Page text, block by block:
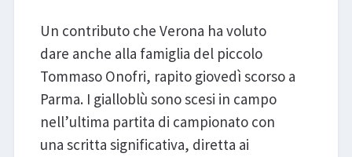
Un contributo che Verona ha voluto
dare anche alla famiglia del piccolo
Tommaso Onofri, rapito giovedì scorso a
Parma. I gialloblù sono scesi in campo
nell’ultima partita di campionato con
una scritta significativa, diretta ai